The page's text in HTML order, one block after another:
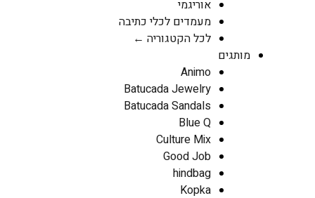
אוריגמי
מעמדים לכלי כתיבה
לכל הקטגוריה ←
מותגים
Animo
Batucada Jewelry
Batucada Sandals
Blue Q
Culture Mix
Good Job
hindbag
Kopka